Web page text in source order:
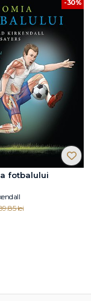
-30%
fotbalului
lei